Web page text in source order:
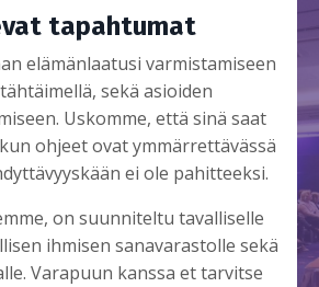
tapahtumat
elämänlaatusi varmistamiseen
sekä asioiden
Uskomme, että sinä saat
ohjeet ovat ymmärrettävässä
ei ole pahitteeksi.
on suunniteltu tavalliselle
ihmisen sanavarastolle sekä
Varapuun kanssa et tarvitse